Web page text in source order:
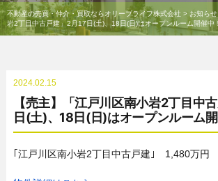
不動産の売買・仲介・買取ならオリーブライフ株式会社 > お知らせ
岩2丁目中古戸建」2月17日(土)、18日(日)はオープンルーム開催中！
2024.02.15
【売主】「江戸川区南小岩2丁目中
日(土)、18日(日)はオープンルーム開
｢江戸川区南小岩2丁目中古戸建｣ 1,480万円